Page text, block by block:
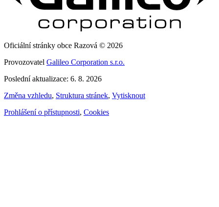
Oficiální stránky obce Razová © 2026
Provozovatel Galileo Corporation s.r.o.
Poslední aktualizace: 6. 8. 2026
Změna vzhledu, Struktura stránek, Vytisknout
Prohlášení o přístupnosti, Cookies